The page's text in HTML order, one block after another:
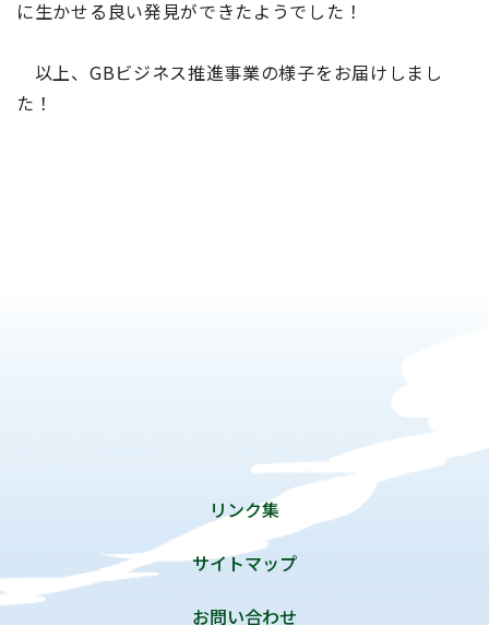
に生かせる良い発見ができたようでした！
以上、GBビジネス推進事業の様子をお届けしまし
た！
リンク集
サイトマップ
お問い合わせ